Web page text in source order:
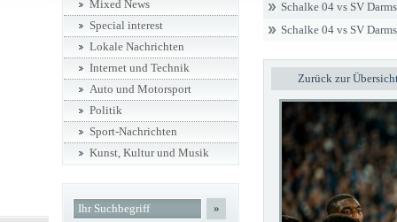
Schalke 04 vs SV
Schalke 04 vs SV
Zurück zur
Mixed News
Special interest
Lokale Nachrichten
Internet und Technik
Auto und Motorsport
Politik
Sport-Nachrichten
Kunst, Kultur und Musik
»